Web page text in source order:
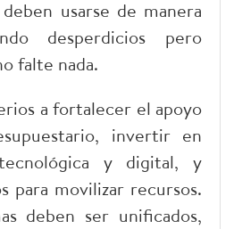
usarse de manera
desperdicios pero
falte nada.
a fortalecer el apoyo
invertir en
y digital, y
para movilizar recursos.
deben ser unificados,